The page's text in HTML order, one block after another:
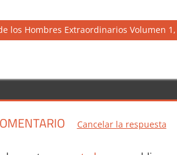
los Hombres Extraordinarios Volumen
Cancelar la respuesta